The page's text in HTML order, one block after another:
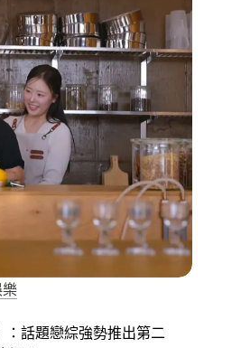
樂
：話題戀綜強勢推出第二